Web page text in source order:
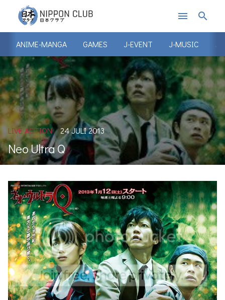
menu search
ANIME-MANGA GAMES J-EVENT J-MUSIC J-
LIVE ACTION 24 JULI 2013
Neo Ultra Q